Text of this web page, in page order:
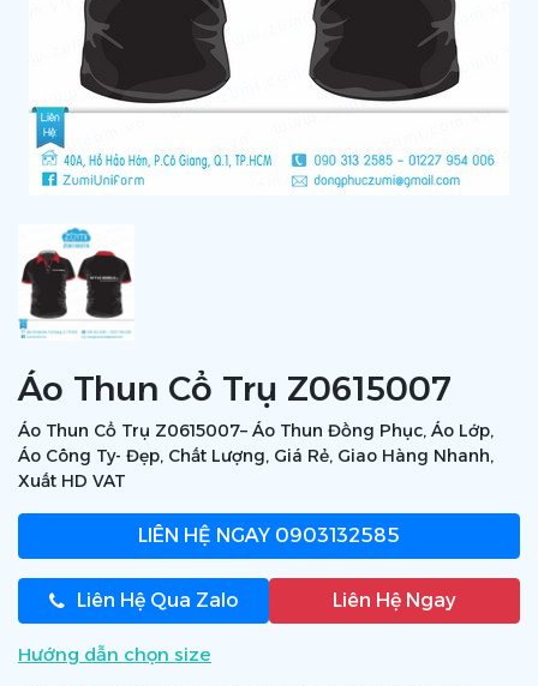
Áo Thun Cổ Trụ Z0615007
Áo Thun Cổ Trụ Z0615007– Áo Thun Đồng Phục, Áo Lớp,
Áo Công Ty- Đẹp, Chất Lượng, Giá Rẻ, Giao Hàng Nhanh,
Xuất HD VAT
LIÊN HỆ NGAY 0903132585
Liên Hệ Qua Zalo Liên Hệ Ngay
Hướng dẫn chọn size